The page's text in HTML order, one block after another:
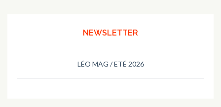
NEWSLETTER
LÉO MAG / ETÉ 2026